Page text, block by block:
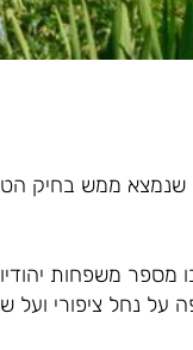
שנמצא ממש בחיק
מספר משפחות
על נחל ציפורי ועל